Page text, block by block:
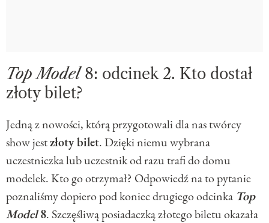
Top Model8: odcinek 2. Kto dostał
złoty bilet?
Jedną z nowości, którą przygotowali dla nas twórcy
show jestzłoty bilet. Dzięki niemu wybrana
uczestniczka lub uczestnik od razu trafi do domu
modelek. Kto go otrzymał? Odpowiedź na to pytanie
poznaliśmy dopiero pod koniec drugiego odcinka Top
Model8. Szczęśliwą posiadaczką złotego biletu okazała